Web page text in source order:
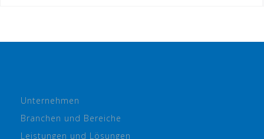
Unternehmen
Branchen und Bereiche
Leistungen und Lösungen